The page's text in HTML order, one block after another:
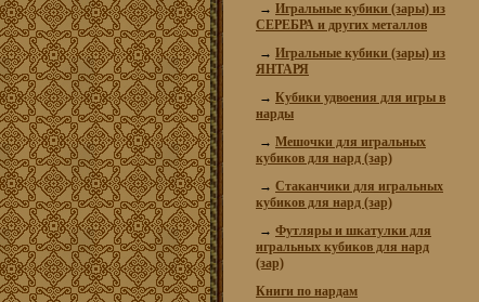
→ Игральные кубики (зары) из
СЕРЕБРА и других металлов
→ Игральные кубики (зары) из
ЯНТАРЯ
→ Кубики удвоения для игры в
нарды
→ Мешочки для игральных
кубиков для нард (зар)
→ Стаканчики для игральных
кубиков для нард (зар)
→ Футляры и шкатулки для
игральных кубиков для нард
(зар)
Книги по нардам